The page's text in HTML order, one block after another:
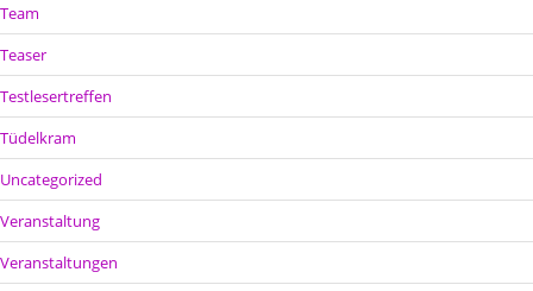
Team
Teaser
Testlesertreffen
Tüdelkram
Uncategorized
Veranstaltung
Veranstaltungen